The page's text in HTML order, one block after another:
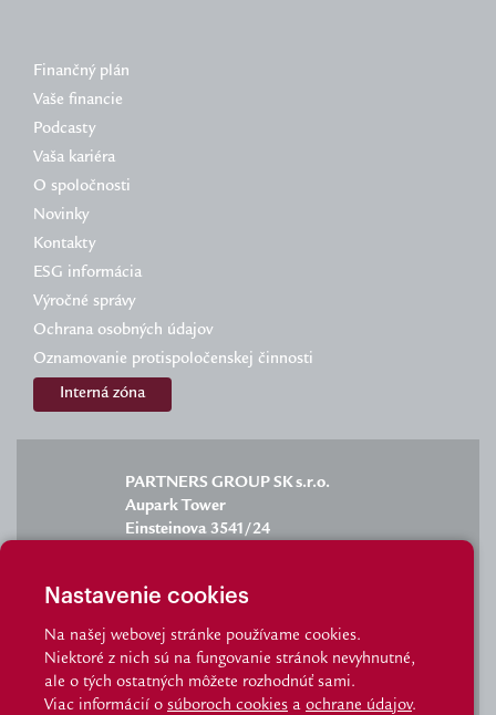
Nastavenie cookies
Na našej webovej stránke používame cookies.
Niektoré z nich sú na fungovanie stránok nevyhnutné,
ale o tých ostatných môžete rozhodnúť sami.
Viac informácií o súboroch cookies a ochrane údajov.
Finančný plán
Vaše financie
Podcasty
Vaša kariéra
O spoločnosti
Novinky
Kontakty
ESG informácia
Výročné správy
Ochrana osobných údajov
Oznamovanie protispoločenskej činnosti
Interná zóna
PARTNERS GROUP SK s.r.o.
Aupark Tower
Einsteinova 3541/24
info@partnersgroup.sk
staznosti@partnersgroup.sk